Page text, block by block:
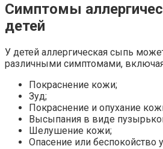
Симптомы
детей
У детей аллергическая сыпь
различными симптомами,
Покраснение кожи;
Зуд;
Покраснение и опухание
Высыпания в виде
Шелушение кожи;
Опасение или беспокойство